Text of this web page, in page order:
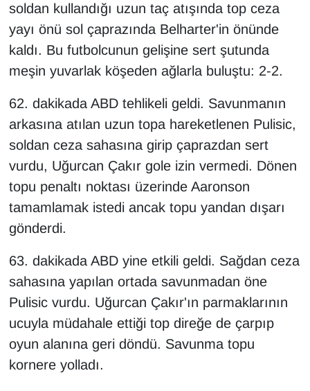
soldan kullandığı uzun taç atışında top ceza
yayı önü sol çaprazında Belharter'in önünde
kaldı. Bu futbolcunun gelişine sert şutunda
meşin yuvarlak köşeden ağlarla buluştu: 2-2.
62. dakikada ABD tehlikeli geldi. Savunmanın
arkasına atılan uzun topa hareketlenen Pulisic,
soldan ceza sahasına girip çaprazdan sert
vurdu, Uğurcan Çakır gole izin vermedi. Dönen
topu penaltı noktası üzerinde Aaronson
tamamlamak istedi ancak topu yandan dışarı
gönderdi.
63. dakikada ABD yine etkili geldi. Sağdan ceza
sahasına yapılan ortada savunmadan öne
Pulisic vurdu. Uğurcan Çakır'ın parmaklarının
ucuyla müdahale ettiği top direğe de çarpıp
oyun alanına geri döndü. Savunma topu
kornere yolladı.